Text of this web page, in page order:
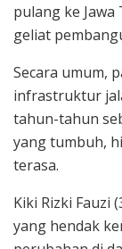
pulang ke
geliat
Secara umum,
infrastruktur
tahun-tahun
yang tumbuh,
terasa.
Kiki Rizki Fauzi
yang hendak